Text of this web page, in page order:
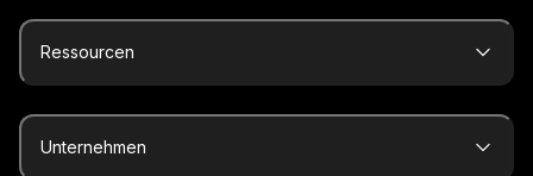
Ressourcen
Unternehmen